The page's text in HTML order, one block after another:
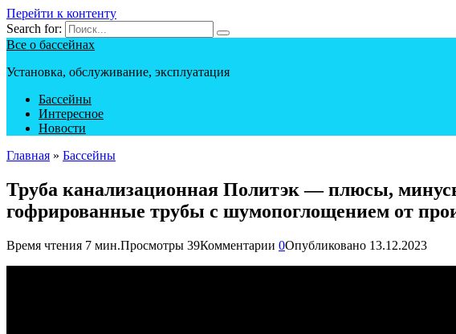
Перейти к контенту
Search for:
Все о бассейнах
Установка, обслуживание, эксплуатация
Бассейны
Интересное
Новости
Главная » Бассейны
Труба канализационная Политэк — плюсы,
гофрированные трубы с шумопоглощением от
Время чтения 7 мин.Просмотры 39Комментарии 0Опубликовано 13.12.2023